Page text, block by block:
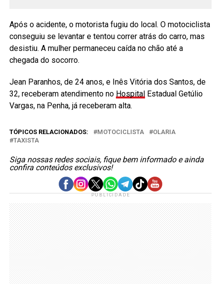
Após o acidente, o motorista fugiu do local. O motociclista
conseguiu se levantar e tentou correr atrás do carro, mas
desistiu. A mulher permaneceu caída no chão até a
chegada do socorro.
Jean Paranhos, de 24 anos, e Inês Vitória dos Santos, de
32, receberam atendimento no HospitalEstadual Getúlio
Vargas, na Penha, já receberam alta.
TÓPICOS RELACIONADOS: MOTOCICLISTA
OLARIA
TAXISTA
Siga nossas redes sociais, fique bem informado e ainda
confira conteúdos exclusivos!
PUBLICIDADE